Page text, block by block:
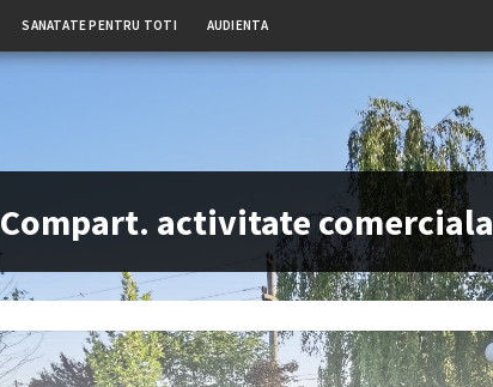
SANATATE PENTRU TOTI AUDIENTA
Compart. activitate comerciala